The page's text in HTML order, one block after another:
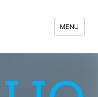
MENU